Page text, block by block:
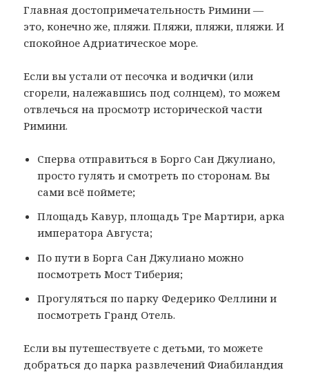
Главная достопримечательность Римини —
это, конечно же, пляжи. Пляжи, пляжи, пляжи. И
спокойное Адриатическое море.
Если вы устали от песочка и водички (или
сгорели, належавшись под солнцем), то можем
отвлечься на просмотр исторической части
Римини.
Сперва отправиться в Борго Сан Джулиано,
просто гулять и смотреть по сторонам. Вы
сами всё поймете;
Площадь Кавур, площадь Тре Мартири, арка
императора Августа;
По пути в Борга Сан Джулиано можно
посмотреть Мост Тиберия;
Прогуляться по парку Федерико Феллини и
посмотреть Гранд Отель.
Если вы путешествуете с детьми, то можете
добраться до парка развлечений Фиабиландия